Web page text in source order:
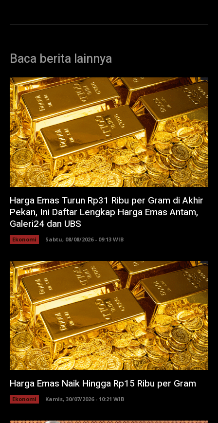
Baca berita lainnya
Harga Emas Turun Rp31 Ribu per Gram di Akhir
Pekan, Ini Daftar Lengkap Harga Emas Antam,
Galeri24 dan UBS
Ekonomi Sabtu, 08/08/2026 - 09:13 WIB
Harga Emas Naik Hingga Rp15 Ribu per Gram
Ekonomi Kamis, 30/07/2026 - 10:21 WIB